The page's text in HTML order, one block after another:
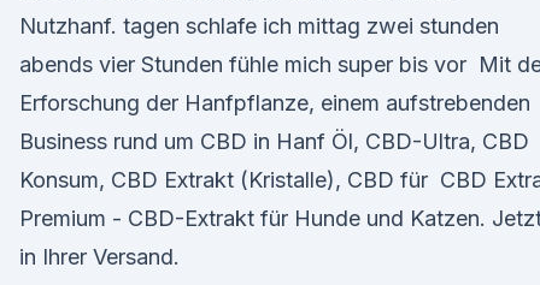
Nutzhanf. tagen schlafe ich mittag zwei stunden
abends vier Stunden fühle mich super bis vor Mit
Erforschung der Hanfpflanze, einem aufstrebenden
Business rund um CBD in Hanf Öl, CBD-Ultra, CBD
Konsum, CBD Extrakt (Kristalle), CBD für CBD
Premium - CBD-Extrakt für Hunde und Katzen.
in Ihrer Versand.